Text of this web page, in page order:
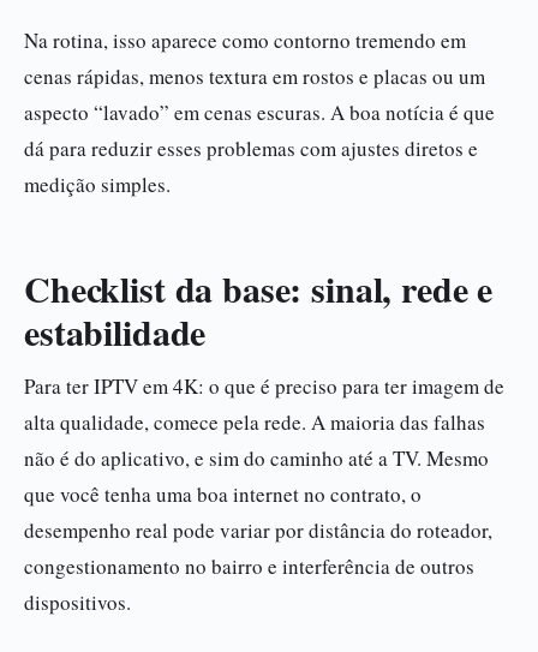
Na rotina, isso aparece como contorno tremendo em
cenas rápidas, menos textura em rostos e placas ou um
aspecto “lavado” em cenas escuras. A boa notícia é que
dá para reduzir esses problemas com ajustes diretos e
medição simples.
Checklist da base: sinal, rede e
estabilidade
Para ter IPTV em 4K: o que é preciso para ter imagem de
alta qualidade, comece pela rede. A maioria das falhas
não é do aplicativo, e sim do caminho até a TV. Mesmo
que você tenha uma boa internet no contrato, o
desempenho real pode variar por distância do roteador,
congestionamento no bairro e interferência de outros
dispositivos.